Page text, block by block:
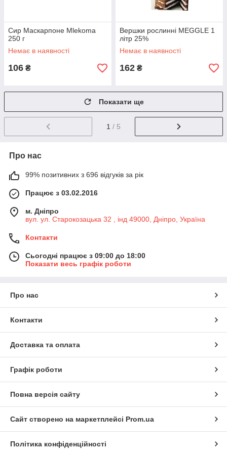
Сир Маскарпоне Мlekoma
250 г
Немає в наявності
106 ₴
Вершки рослинні MEGGLE 1
літр 25%
Немає в наявності
162 ₴
Показати ще
1 / 5
Про нас
99% позитивних з 696 відгуків за рік
Працює з 03.02.2016
м. Дніпро
вул. ул. Старокозацька 32 , інд 49000, Дніпро, Україна
Контакти
Сьогодні працює з 09:00 до 18:00
Показати весь графік роботи
Про нас
Контакти
Доставка та оплата
Графік роботи
Повна версія сайту
Сайт створено на маркетплейсі Prom.ua
Політика конфіденційності